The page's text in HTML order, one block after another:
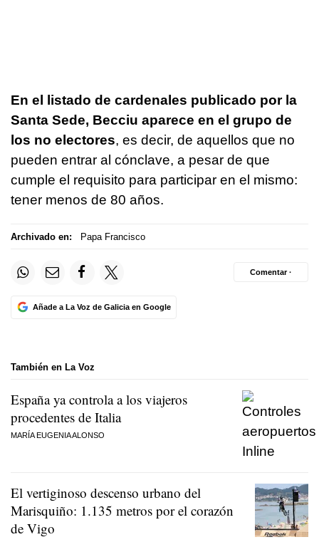
En el listado de cardenales publicado por la
Santa Sede, Becciu aparece en el grupo de
los no electores, es decir, de aquellos que no
pueden entrar al cónclave, a pesar de que
cumple el requisito para participar en el mismo:
tener menos de 80 años.
Archivado en: Papa Francisco
Añade a La Voz de Galicia en Google
Comentar ·
También en La Voz
España ya controla a los viajeros
procedentes de Italia
MARÍA EUGENIA ALONSO
El vertiginoso descenso urbano del
Marisquiño: 1.135 metros por el corazón
de Vigo